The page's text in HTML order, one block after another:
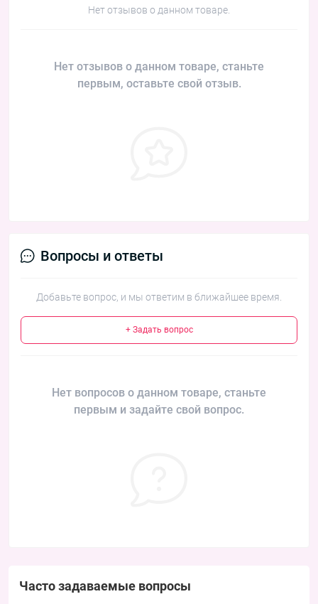
Нет отзывов о данном товаре.
Нет отзывов о данном товаре, станьте
первым, оставьте свой отзыв.
Вопросы и ответы
Добавьте вопрос, и мы ответим в ближайшее время.
+ Задать вопрос
Нет вопросов о данном товаре, станьте
первым и задайте свой вопрос.
Часто задаваемые вопросы